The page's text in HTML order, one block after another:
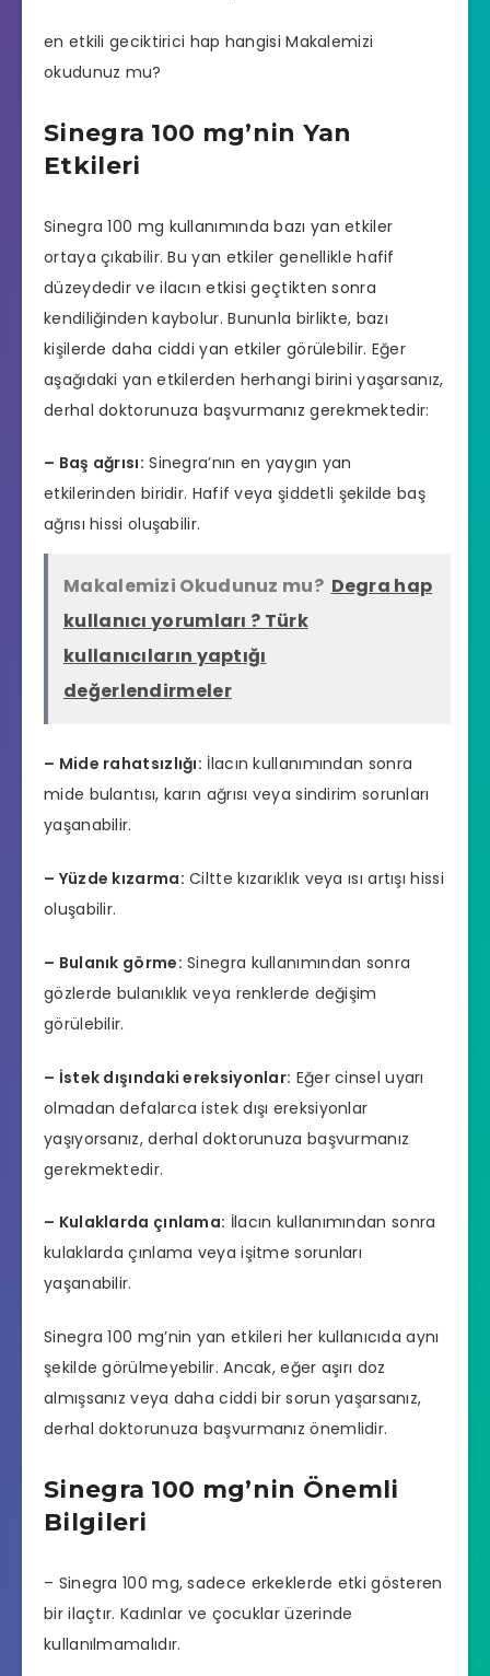
en etkili geciktirici hap hangisi Makalemizi
okudunuz mu?
Sinegra 100 mg’nin Yan
Etkileri
Sinegra 100 mg kullanımında bazı yan etkiler
ortaya çıkabilir. Bu yan etkiler genellikle hafif
düzeydedir ve ilacın etkisi geçtikten sonra
kendiliğinden kaybolur. Bununla birlikte, bazı
kişilerde daha ciddi yan etkiler görülebilir. Eğer
aşağıdaki yan etkilerden herhangi birini yaşarsanız,
derhal doktorunuza başvurmanız gerekmektedir:
– Baş ağrısı: Sinegra’nın en yaygın yan
etkilerinden biridir. Hafif veya şiddetli şekilde baş
ağrısı hissi oluşabilir.
Makalemizi Okudunuz mu? Degra hap
kullanıcı yorumları ? Türk
kullanıcıların yaptığı
değerlendirmeler
– Mide rahatsızlığı: İlacın kullanımından sonra
mide bulantısı, karın ağrısı veya sindirim sorunları
yaşanabilir.
– Yüzde kızarma: Ciltte kızarıklık veya ısı artışı hissi
oluşabilir.
– Bulanık görme: Sinegra kullanımından sonra
gözlerde bulanıklık veya renklerde değişim
görülebilir.
– İstek dışındaki ereksiyonlar: Eğer cinsel uyarı
olmadan defalarca istek dışı ereksiyonlar
yaşıyorsanız, derhal doktorunuza başvurmanız
gerekmektedir.
– Kulaklarda çınlama: İlacın kullanımından sonra
kulaklarda çınlama veya işitme sorunları
yaşanabilir.
Sinegra 100 mg’nin yan etkileri her kullanıcıda aynı
şekilde görülmeyebilir. Ancak, eğer aşırı doz
almışsanız veya daha ciddi bir sorun yaşarsanız,
derhal doktorunuza başvurmanız önemlidir.
Sinegra 100 mg’nin Önemli
Bilgileri
– Sinegra 100 mg, sadece erkeklerde etki gösteren
bir ilaçtır. Kadınlar ve çocuklar üzerinde
kullanılmamalıdır.